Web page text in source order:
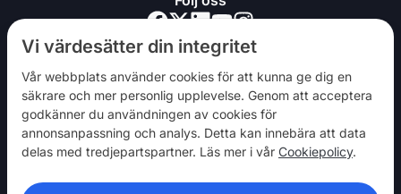
Vi värdesätter din integritet
Vår webbplats använder cookies för att kunna ge dig en
säkrare och mer personlig upplevelse. Genom att acceptera
godkänner du användningen av cookies för
annonsanpassning och analys. Detta kan innebära att data
delas med tredjepartspartner. Läs mer i vår Cookiepolicy.
NordVPN
Engagera dig
Hjälp